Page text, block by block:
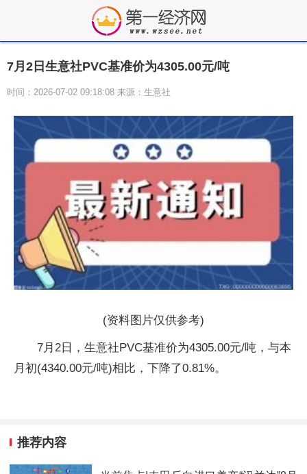
7月2日生意社PVC基准价为4305.00元/吨
时间：2026-07-02 09:18:08 来源：生意社
(资料图片仅供参考)
7月2日，生意社PVC基准价为4305.00元/吨，与本
月初(4340.00元/吨)相比，下降了0.81%。
推荐内容